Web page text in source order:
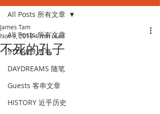
All Posts 所有文章
STORIES 故事
DAYDREAMS 随笔
Guests 客串文章
HISTORY 近乎历史
All Posts 所有文章
不死的孔子
James Tam
Nov 9, 20184 min read